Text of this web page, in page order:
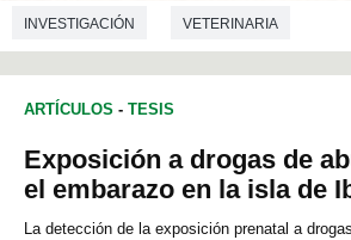
INVESTIGACIÓN VETERINARIA
TECNOLOGÍA DE LOS ALIMENTOS
ARTÍCULOS - TESIS
Exposición a drogas de
el embarazo en la isla de
La detección de la exposición prenatal a